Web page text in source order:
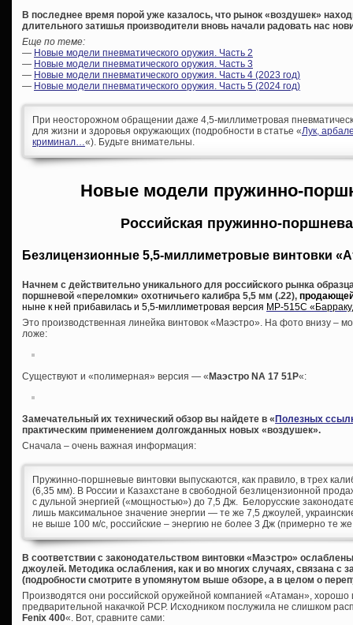
В последнее время порой уже казалось, что рынок «воздушек»
длительного затишья производители вновь начали радовать нас
Еще по теме:
— Новые модели пневматического оружия. Часть 2
— Новые модели пневматического оружия. Часть 3
— Новые модели пневматического оружия. Часть 4 (2023 год)
— Новые модели пневматического оружия. Часть 5 (2024 год)
При неосторожном обращении даже 4,5-миллиметровая
для жизни и здоровья окружающих (подробности в статье «Лук,
криминал…«). Будьте внимательны.
Новые модели пружинно-
Российская пружинно-
Безлицензионные 5,5-миллиметровые винтовки
Начнем с действительно уникального для российского рынка
поршневой «переломки» охотничьего калибра 5,5 мм (.22),
ныне к ней прибавилась и 5,5-миллиметровая версия МР-515С
Это производственная линейка винтовок «Маэстро». На фото внизу –
ложе:
Существуют и «полимерная» версия — « Маэстро NA 17 51P«:
Замечательный их технический обзор вы найдете в « Полезных
практическим применением долгожданных новых «воздушек».
Сначала – очень важная информация:
Пружинно-поршневые винтовки выпускаются, как правило, в трех
(6,35 мм). В России и Казахстане в свободной безлицензионной
с дульной энергией («мощностью») до 7,5 Дж. Белорусские
лишь максимальное значение энергии — те же 7,5 джоулей,
не выше 100 м/с, российские – энергию не более 3 Дж (примерно те
В соответствии с законодательством винтовки «Маэстро»
джоулей. Методика ослабления, как и во многих случаях, связана с
(подробности смотрите в упомянутом выше обзоре, а в целом о
Производятся они российской оружейной компанией «Атаман»,
предварительной накачкой PCP. Исходником послужила не слишком
Fenix 400«. Вот, сравните сами: